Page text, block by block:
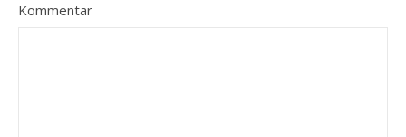
Kommentar